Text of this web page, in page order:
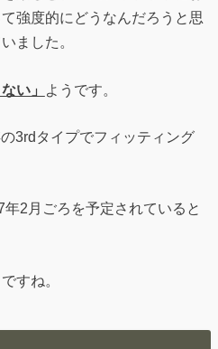
強度的にどうなんだろうと思
ました。
い」 ようです。
3rdタイプでフィッティング
2月ごろを予定されていると
すね。